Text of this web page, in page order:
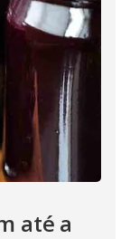
até a